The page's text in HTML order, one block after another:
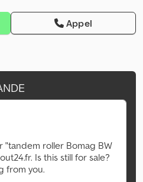
Appel